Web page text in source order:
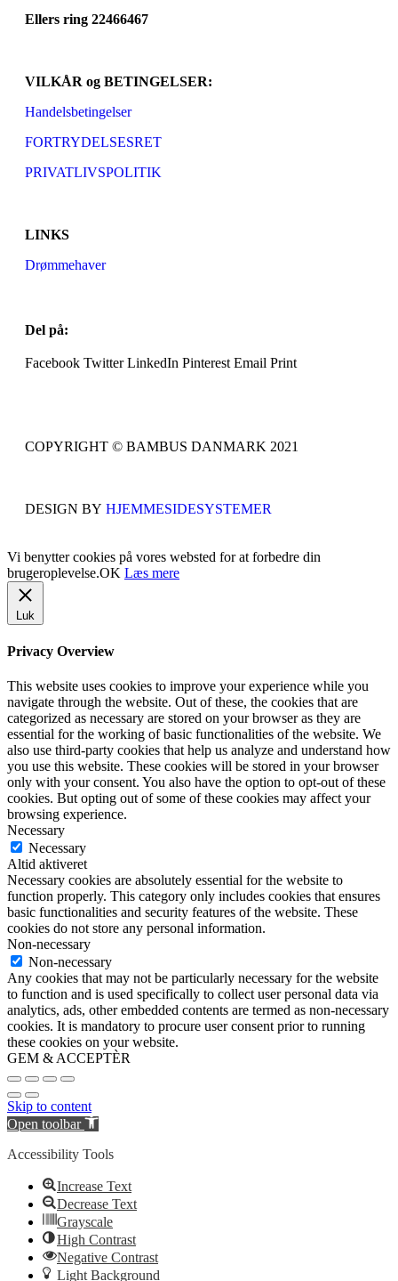
Ellers ring 22466467
VILKÅR og BETINGELSER:
Handelsbetingelser
FORTRYDELSESRET
PRIVATLIVSPOLITIK
LINKS
Drømmehaver
Del på:
Facebook Twitter LinkedIn Pinterest Email Print
COPYRIGHT © BAMBUS DANMARK 2021
DESIGN BY HJEMMESIDESYSTEMER
Vi benytter cookies på vores websted for at forbedre din
brugeroplevelse.OK Læs mere
Luk
Privacy Overview
This website uses cookies to improve your experience while you
navigate through the website. Out of these, the cookies that are
categorized as necessary are stored on your browser as they are
essential for the working of basic functionalities of the website. We
also use third-party cookies that help us analyze and understand how
you use this website. These cookies will be stored in your browser
only with your consent. You also have the option to opt-out of these
cookies. But opting out of some of these cookies may affect your
browsing experience.
Necessary
Necessary
Altid aktiveret
Necessary cookies are absolutely essential for the website to
function properly. This category only includes cookies that ensures
basic functionalities and security features of the website. These
cookies do not store any personal information.
Non-necessary
Non-necessary
Any cookies that may not be particularly necessary for the website
to function and is used specifically to collect user personal data via
analytics, ads, other embedded contents are termed as non-necessary
cookies. It is mandatory to procure user consent prior to running
these cookies on your website.
GEM & ACCEPTÈR
Skip to content
Open toolbar
Accessibility Tools
Increase Text
Decrease Text
Grayscale
High Contrast
Negative Contrast
Light Background